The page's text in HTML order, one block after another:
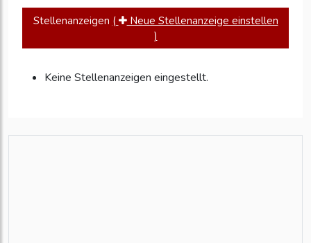
Stellenanzeigen (
Neue Stellenanzeige einstellen
)
Keine Stellenanzeigen eingestellt.